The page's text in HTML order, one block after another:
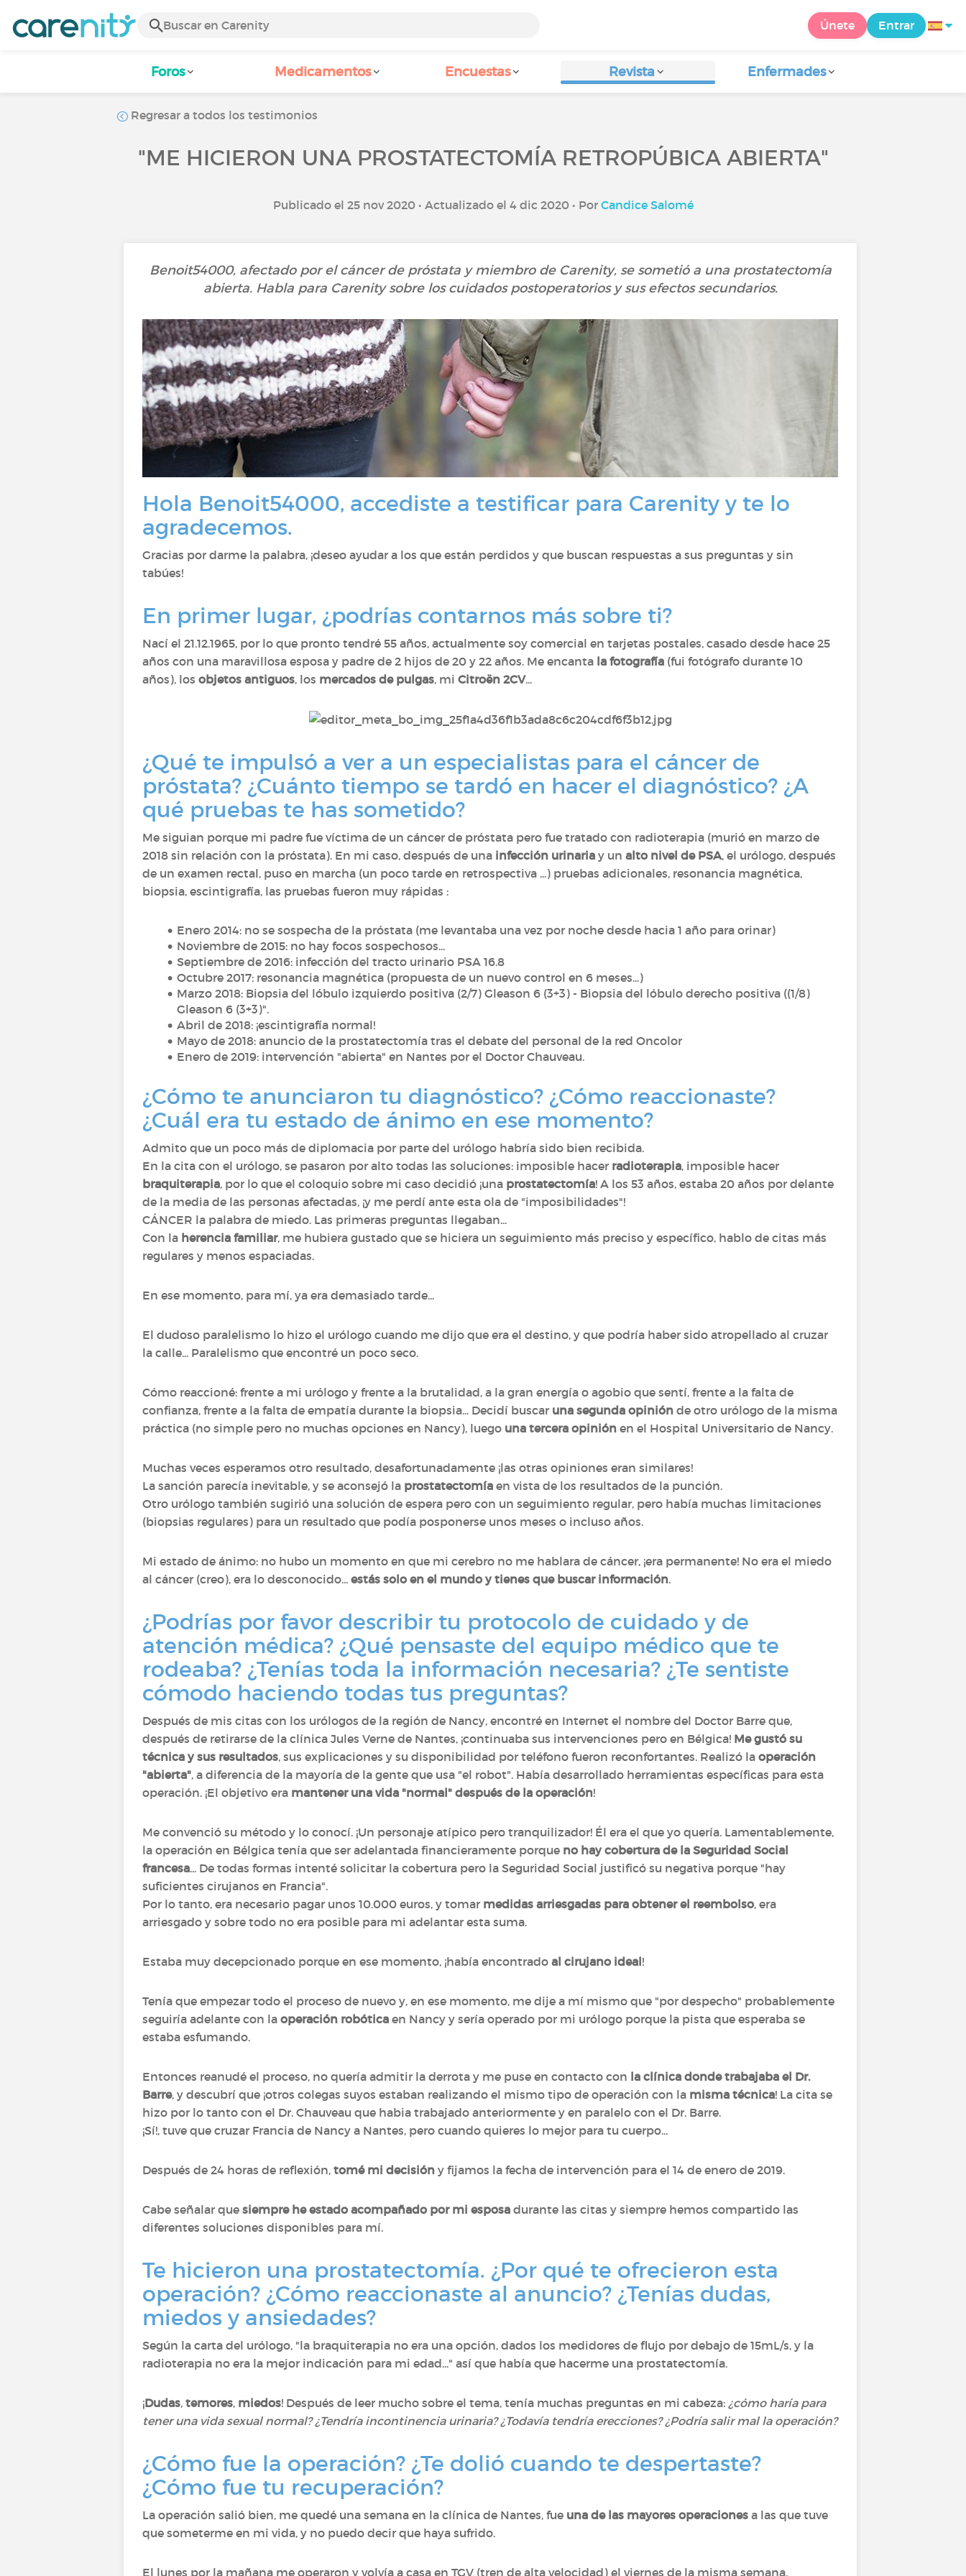
Únete Entrar
Foros Medicamentos Encuestas Revista Enfermades
Regresar a todos los testimonios
"ME HICIERON UNA PROSTATECTOMÍA RETROPÚBICA ABIERTA"
Publicado el 25 nov 2020 • Actualizado el 4 dic 2020 • Por Candice Salomé
Benoit54000, afectado por el cáncer de próstata y miembro de Carenity, se sometió a una prostatectomía
abierta. Habla para Carenity sobre los cuidados postoperatorios y sus efectos secundarios.
Hola Benoit54000, accediste a testificar para Carenity y te lo
agradecemos.
Gracias por darme la palabra, ¡deseo ayudar a los que están perdidos y que buscan respuestas a sus preguntas y sin
tabúes!
En primer lugar, ¿podrías contarnos más sobre ti?
Nací el 21.12.1965, por lo que pronto tendré 55 años, actualmente soy comercial en tarjetas postales, casado desde hace 25
años con una maravillosa esposa y padre de 2 hijos de 20 y 22 años. Me encanta la fotografía (fui fotógrafo durante 10
años), los objetos antiguos, los mercados de pulgas, mi Citroën 2CV...
¿Qué te impulsó a ver a un especialistas para el cáncer de
próstata? ¿Cuánto tiempo se tardó en hacer el diagnóstico? ¿A
qué pruebas te has sometido?
Me siguian porque mi padre fue víctima de un cáncer de próstata pero fue tratado con radioterapia (murió en marzo de
2018 sin relación con la próstata). En mi caso, después de una infección urinaria y un alto nivel de PSA, el urólogo, después
de un examen rectal, puso en marcha (un poco tarde en retrospectiva ...) pruebas adicionales, resonancia magnética,
biopsia, escintigrafía, las pruebas fueron muy rápidas :
Enero 2014: no se sospecha de la próstata (me levantaba una vez por noche desde hacia 1 año para orinar)
Noviembre de 2015: no hay focos sospechosos...
Septiembre de 2016: infección del tracto urinario PSA 16.8
Octubre 2017: resonancia magnética (propuesta de un nuevo control en 6 meses...)
Marzo 2018: Biopsia del lóbulo izquierdo positiva (2/7) Gleason 6 (3+3) - Biopsia del lóbulo derecho positiva ((1/8)
Gleason 6 (3+3)".
Abril de 2018: ¡escintigrafía normal!
Mayo de 2018: anuncio de la prostatectomía tras el debate del personal de la red Oncolor
Enero de 2019: intervención "abierta" en Nantes por el Doctor Chauveau.
¿Cómo te anunciaron tu diagnóstico? ¿Cómo reaccionaste?
¿Cuál era tu estado de ánimo en ese momento?
Admito que un poco más de diplomacia por parte del urólogo habría sido bien recibida.
En la cita con el urólogo, se pasaron por alto todas las soluciones: imposible hacer radioterapia, imposible hacer
braquiterapia, por lo que el coloquio sobre mi caso decidió ¡una prostatectomía! A los 53 años, estaba 20 años por delante
de la media de las personas afectadas, ¡y me perdí ante esta ola de "imposibilidades"!
CÁNCER la palabra de miedo. Las primeras preguntas llegaban...
Con la herencia familiar, me hubiera gustado que se hiciera un seguimiento más preciso y específico, hablo de citas más
regulares y menos espaciadas.
En ese momento, para mí, ya era demasiado tarde...
El dudoso paralelismo lo hizo el urólogo cuando me dijo que era el destino, y que podría haber sido atropellado al cruzar
la calle... Paralelismo que encontré un poco seco.
Cómo reaccioné: frente a mi urólogo y frente a la brutalidad, a la gran energía o agobio que sentí, frente a la falta de
confianza, frente a la falta de empatía durante la biopsia... Decidí buscar una segunda opinión de otro urólogo de la misma
práctica (no simple pero no muchas opciones en Nancy), luego una tercera opinión en el Hospital Universitario de Nancy.
Muchas veces esperamos otro resultado, desafortunadamente ¡las otras opiniones eran similares!
La sanción parecía inevitable, y se aconsejó la prostatectomía en vista de los resultados de la punción.
Otro urólogo también sugirió una solución de espera pero con un seguimiento regular, pero había muchas limitaciones
(biopsias regulares) para un resultado que podía posponerse unos meses o incluso años.
Mi estado de ánimo: no hubo un momento en que mi cerebro no me hablara de cáncer, ¡era permanente! No era el miedo
al cáncer (creo), era lo desconocido... estás solo en el mundo y tienes que buscar información.
¿Podrías por favor describir tu protocolo de cuidado y de
atención médica? ¿Qué pensaste del equipo médico que te
rodeaba? ¿Tenías toda la información necesaria? ¿Te sentiste
cómodo haciendo todas tus preguntas?
Después de mis citas con los urólogos de la región de Nancy, encontré en Internet el nombre del Doctor Barre que,
después de retirarse de la clínica Jules Verne de Nantes, ¡continuaba sus intervenciones pero en Bélgica! Me gustó su
técnica y sus resultados, sus explicaciones y su disponibilidad por teléfono fueron reconfortantes. Realizó la operación
"abierta", a diferencia de la mayoría de la gente que usa "el robot". Había desarrollado herramientas específicas para esta
operación. ¡El objetivo era mantener una vida "normal" después de la operación!
Me convenció su método y lo conocí. ¡Un personaje atípico pero tranquilizador! Él era el que yo quería. Lamentablemente,
la operación en Bélgica tenía que ser adelantada financieramente porque no hay cobertura de la Seguridad Social
francesa... De todas formas intenté solicitar la cobertura pero la Seguridad Social justificó su negativa porque "hay
suficientes cirujanos en Francia".
Por lo tanto, era necesario pagar unos 10.000 euros, y tomar medidas arriesgadas para obtener el reembolso, era
arriesgado y sobre todo no era posible para mi adelantar esta suma.
Estaba muy decepcionado porque en ese momento, ¡había encontrado al cirujano ideal!
Tenía que empezar todo el proceso de nuevo y, en ese momento, me dije a mí mismo que "por despecho" probablemente
seguiría adelante con la operación robótica en Nancy y sería operado por mi urólogo porque la pista que esperaba se
estaba esfumando.
Entonces reanudé el proceso, no quería admitir la derrota y me puse en contacto con la clínica donde trabajaba el Dr.
Barre, y descubrí que ¡otros colegas suyos estaban realizando el mismo tipo de operación con la misma técnica! La cita se
hizo por lo tanto con el Dr. Chauveau que habia trabajado anteriormente y en paralelo con el Dr. Barre.
¡Sí!, tuve que cruzar Francia de Nancy a Nantes, pero cuando quieres lo mejor para tu cuerpo...
Después de 24 horas de reflexión, tomé mi decisión y fijamos la fecha de intervención para el 14 de enero de 2019.
Cabe señalar que siempre he estado acompañado por mi esposa durante las citas y siempre hemos compartido las
diferentes soluciones disponibles para mí.
Te hicieron una prostatectomía. ¿Por qué te ofrecieron esta
operación? ¿Cómo reaccionaste al anuncio? ¿Tenías dudas,
miedos y ansiedades?
Según la carta del urólogo, "la braquiterapia no era una opción, dados los medidores de flujo por debajo de 15mL/s, y la
radioterapia no era la mejor indicación para mi edad..." así que había que hacerme una prostatectomía.
¡Dudas, temores, miedos! Después de leer mucho sobre el tema, tenía muchas preguntas en mi cabeza: ¿cómo haría para
tener una vida sexual normal? ¿Tendría incontinencia urinaria? ¿Todavía tendría erecciones? ¿Podría salir mal la operación?
¿Cómo fue la operación? ¿Te dolió cuando te despertaste?
¿Cómo fue tu recuperación?
La operación salió bien, me quedé una semana en la clínica de Nantes, fue una de las mayores operaciones a las que tuve
que someterme en mi vida, y no puedo decir que haya sufrido.
El lunes por la mañana me operaron y volvía a casa en TGV (tren de alta velocidad) el viernes de la misma semana.